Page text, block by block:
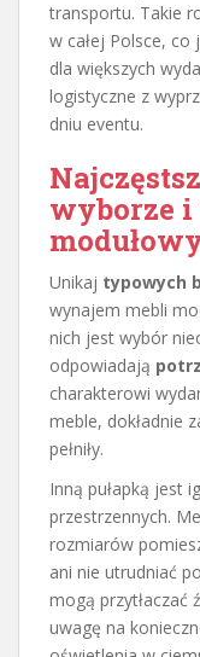
transportu. Takie
w całej Polsce, co
dla większych
logistyczne z
dniu eventu.
wyborze
Unikaj typowych
wynajem mebli
nich jest wybór
odpowiadają
charakterowi
meble, dokładnie
pełniły.
Inną pułapką jest
przestrzennych.
rozmiarów
ani nie utrudniać
mogą przytłaczać
uwagę na